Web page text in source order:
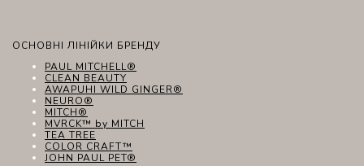
ОСНОВНІ ЛІНІЙКИ БРЕНДУ
PAUL MITCHELL®
CLEAN BEAUTY
AWAPUHI WILD GINGER®
NEURO®
MITCH®
MVRCK™ by MITCH
TEA TREE
COLOR CRAFT™
JOHN PAUL PET®